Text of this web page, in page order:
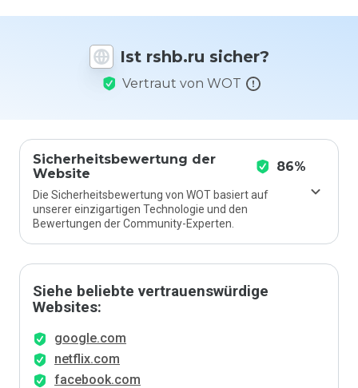
Ist rshb.ru sicher?
Vertraut von WOT
Sicherheitsbewertung der
Website
86%
Die Sicherheitsbewertung von WOT basiert auf
unserer einzigartigen Technologie und den
Bewertungen der Community-Experten.
Siehe beliebte vertrauenswürdige
Websites:
google.com
netflix.com
facebook.com
Sie diese